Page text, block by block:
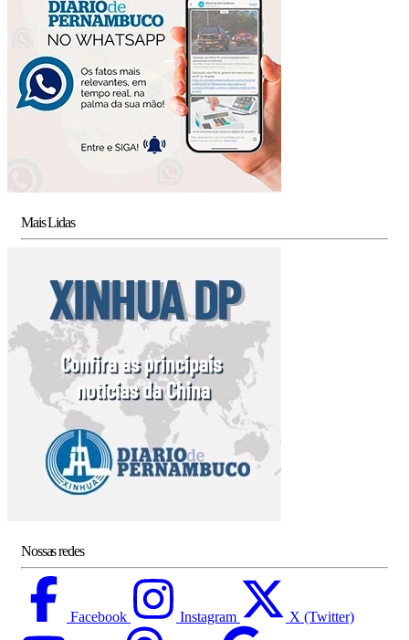
Mais Lidas
Nossas redes
Facebook Instagram X (Twitter)